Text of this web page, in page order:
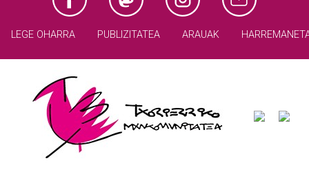
LEGE OHARRA PUBLIZITATEA ARAUAK